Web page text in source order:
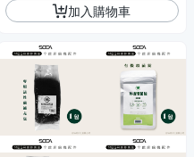
加入購物車